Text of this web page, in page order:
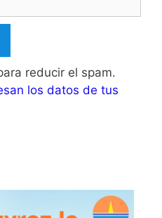
reducir el spam.
los datos de tus